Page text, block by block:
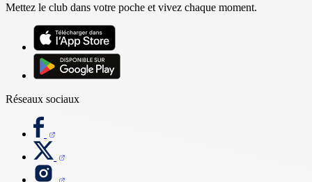
Mettez le club dans votre poche et vivez chaque moment.
Réseaux sociaux